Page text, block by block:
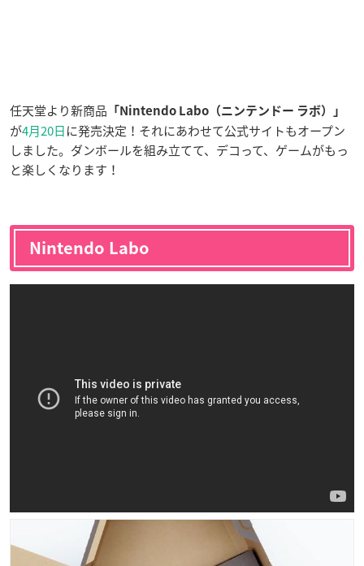
任天堂より新商品 「Nintendo Labo（ニンテンドー ラボ）」
が4月20日に発売決定！それにあわせて公式サイトもオープン
しました。ダンボールを組み立てて、デコって、ゲームがもっ
と楽しくなります！
Nintendo Labo